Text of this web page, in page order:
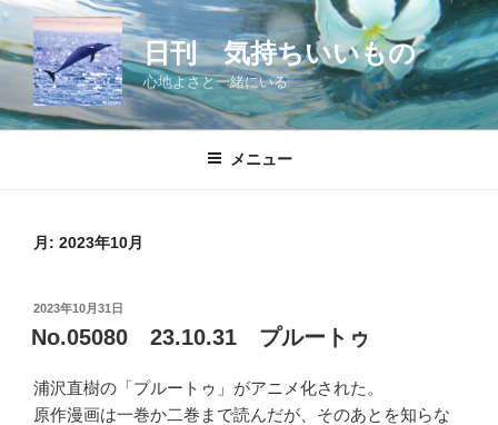
コ
ン
テ
ツ
日刊 気持ちいいもの
心地よさと一緒にいる
メニュー
月: 2023年10月
投
稿
日:
2023年10月31日
No.05080 23.10.31 プルートゥ
浦沢直樹の「プルートゥ」がアニメ化された。
原作漫画は一巻か二巻まで読んだが、そのあとを知らな